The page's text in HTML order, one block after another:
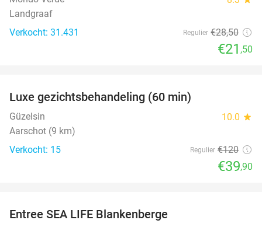
Landgraaf
Verkocht: 31.431
Regulier €28,50
€21 ,50
Luxe gezichtsbehandeling (60 min)
Güzelsin 10.0 star
Aarschot (9 km)
Verkocht: 15
Regulier €120
€39,90
Entree SEA LIFE Blankenberge